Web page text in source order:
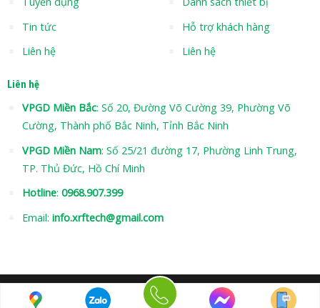
Tin tức
Liên hệ
Hỗ trợ khách hàng
Liên hệ
Liên hệ
VPGD Miền Bắc: Số 20, Đường Võ Cường 39, Phường Võ
Cường, Thành phố Bắc Ninh, Tỉnh Bắc Ninh
VPGD Miền Nam: Số 25/21 đường 17, Phường Linh Trung,
TP. Thủ Đức, Hồ Chí Minh
Hotline: 0968.907.399
Email: info.xrftech@gmail.com
Hotline: 0968 907 399